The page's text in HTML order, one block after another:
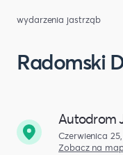
wydarzenia jastrząb
Radomski
Autodrom
Czerwienica
Zobacz na